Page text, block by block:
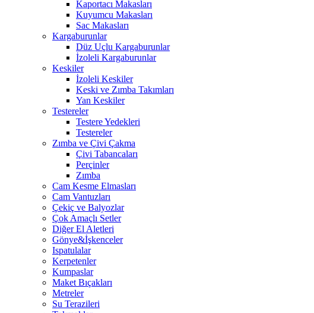
Kaportacı Makasları
Kuyumcu Makasları
Sac Makasları
Kargaburunlar
Düz Uçlu Kargaburunlar
İzoleli Kargaburunlar
Keskiler
İzoleli Keskiler
Keski ve Zımba Takımları
Yan Keskiler
Testereler
Testere Yedekleri
Testereler
Zımba ve Çivi Çakma
Çivi Tabancaları
Perçinler
Zımba
Cam Kesme Elmasları
Cam Vantuzları
Çekiç ve Balyozlar
Çok Amaçlı Setler
Diğer El Aletleri
Gönye&İşkenceler
Ispatulalar
Kerpetenler
Kumpaslar
Maket Bıçakları
Metreler
Su Terazileri